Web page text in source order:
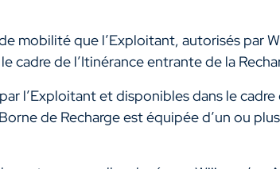
mobilité que l’Exploitant, autorisés par
cadre de l’Itinérance entrante de la
l’Exploitant et disponibles dans le
de Recharge est équipée d’un ou